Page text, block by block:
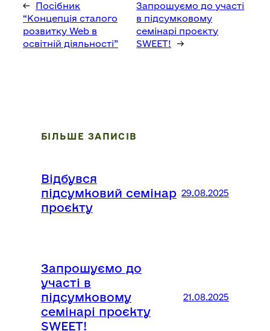
←
Посібник
“Концепція сталого
розвитку Web в
освітній діяльності”
Запрошуємо до участі
в підсумковому
семінарі проєкту
SWEET!
→
БІЛЬШЕ ЗАПИСІВ
Відбувся
підсумковий семінар
проєкту
29.08.2025
Запрошуємо до
участі в
підсумковому
семінарі проєкту
SWEET!
21.08.2025